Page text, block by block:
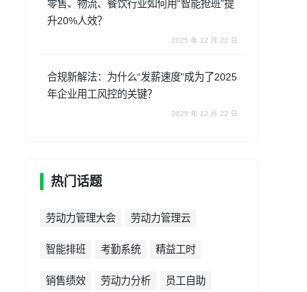
零售、物流、餐饮行业如何用“智能抢班”提
升20%人效？
2025 年 12 月 22 日
合规新解法：为什么“发薪速度”成为了2025
年企业用工风控的关键？
2025 年 12 月 22 日
热门话题
劳动力管理大会 劳动力管理云
智能排班 考勤系统 精益工时
销售绩效 劳动力分析 员工自助